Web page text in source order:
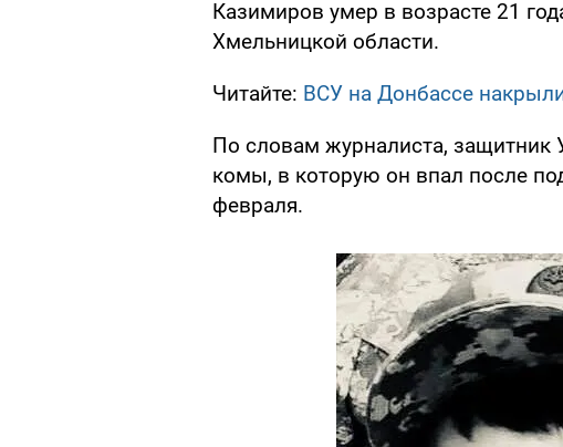
Казимиров умер в возрасте 21
Хмельницкой области.
Читайте: ВСУ на Донбассе
По словам журналиста, защитник
комы, в которую он впал после
февраля.